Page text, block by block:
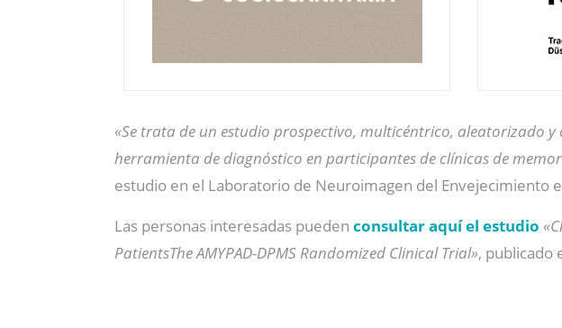
«Se trata de un estudio prospectivo, multicéntrico, aleatorizado
herramienta de diagnóstico en participantes de clínicas de
estudio en el Laboratorio de Neuroimagen del Envejecimiento
Las personas interesadas pueden consultar aquí el estudio
PatientsThe AMYPAD-DPMS Randomized Clinical Trial», publicado